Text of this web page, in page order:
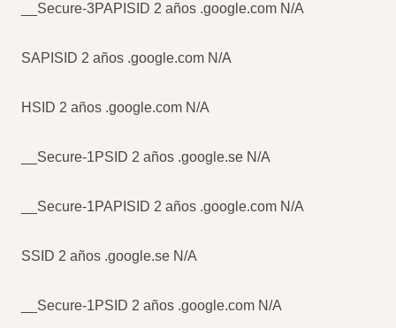
__Secure-3PAPISID 2 años .google.com N/A
SAPISID 2 años .google.com N/A
HSID 2 años .google.com N/A
__Secure-1PSID 2 años .google.se N/A
__Secure-1PAPISID 2 años .google.com N/A
SSID 2 años .google.se N/A
__Secure-1PSID 2 años .google.com N/A